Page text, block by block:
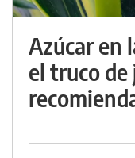
Azúcar en
el truco